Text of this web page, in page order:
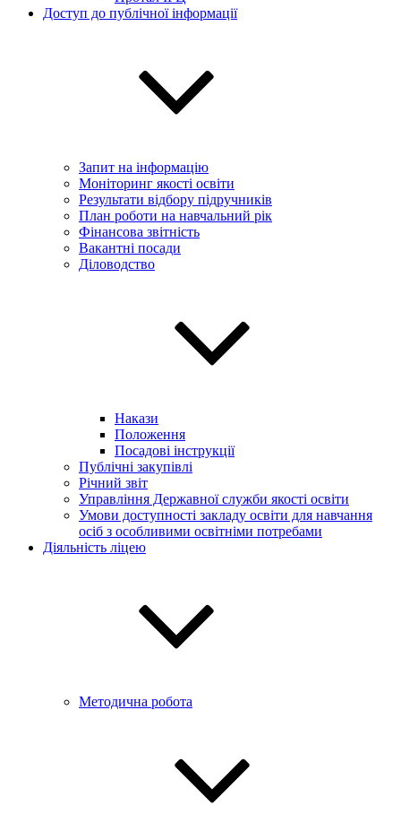
Доступ до публічної інформації
Запит на інформацію
Моніторинг якості освіти
Результати відбору підручників
План роботи на навчальний рік
Фінансова звітність
Вакантні посади
Діловодство
Накази
Положення
Посадові інструкції
Публічні закупівлі
Річний звіт
Управління Державної служби якості освіти
Умови доступності закладу освіти для навчання
осіб з особливими освітніми потребами
Діяльність ліцею
Методична робота